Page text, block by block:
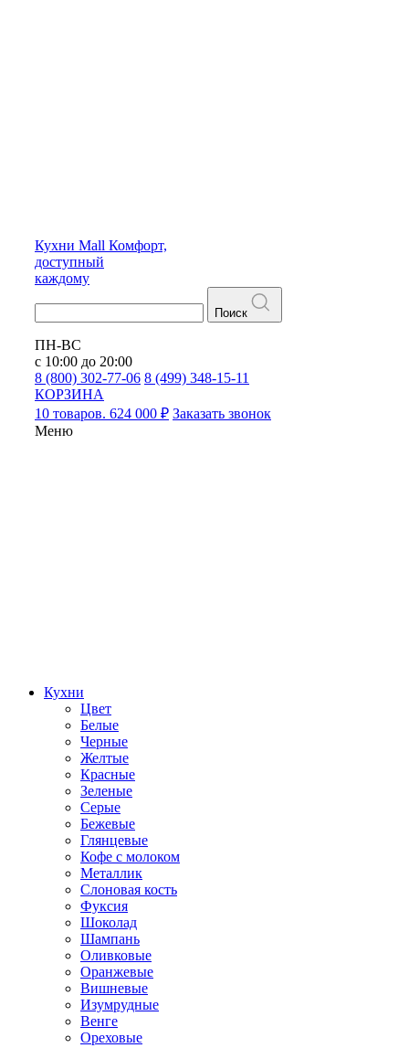
Кухни Mall Комфорт,
доступный
каждому
Поиск
ПН-ВС
с 10:00 до 20:00
8 (800) 302-77-06 8 (499) 348-15-11
КОРЗИНА
10 товаров. 624 000 ₽ Заказать звонок
Меню
Кухни
Цвет
Белые
Черные
Желтые
Красные
Зеленые
Серые
Бежевые
Глянцевые
Кофе с молоком
Металлик
Слоновая кость
Фуксия
Шоколад
Шампань
Оливковые
Оранжевые
Вишневые
Изумрудные
Венге
Ореховые